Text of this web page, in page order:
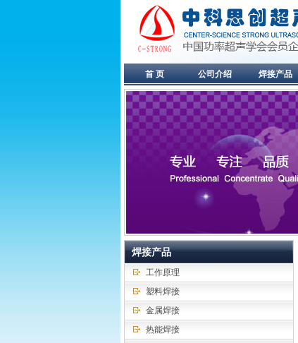
首 页 公司介绍 焊接产品
焊接产品
工作原理
塑料焊接
金属焊接
热能焊接